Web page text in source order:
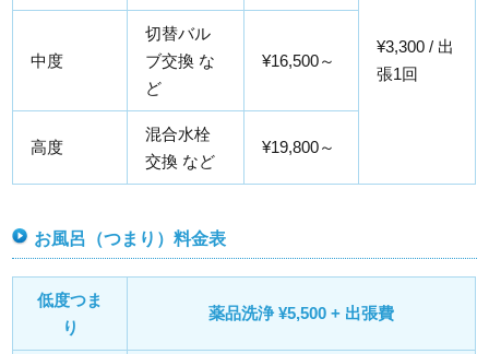
¥3,300 / 出
張1回
中度
切替バル
ブ交換 な
ど
¥16,500～
高度
混合水栓
交換 など
¥19,800～
お風呂（つまり）料金表
低度つま
り
薬品洗浄 ¥5,500 + 出張費